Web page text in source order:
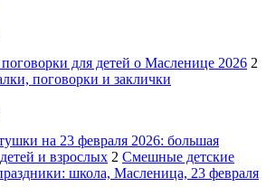
для детей о Масленице 2026 2
поговорки и заклички
на 23 февраля 2026: большая
и взрослых 2 Смешные детские
школа, Масленица, 23 февраля